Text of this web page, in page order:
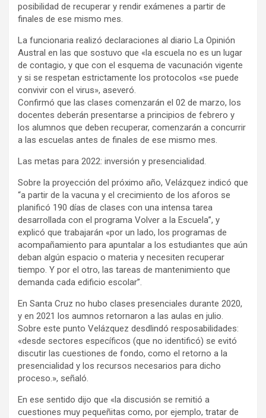
posibilidad de recuperar y rendir exámenes a partir de
finales de ese mismo mes.
La funcionaria realizó declaraciones al diario La Opinión
Austral en las que sostuvo que «la escuela no es un lugar
de contagio, y que con el esquema de vacunación vigente
y si se respetan estrictamente los protocolos «se puede
convivir con el virus», aseveró.
Confirmó que las clases comenzarán el 02 de marzo, los
docentes deberán presentarse a principios de febrero y
los alumnos que deben recuperar, comenzarán a concurrir
a las escuelas antes de finales de ese mismo mes.
Las metas para 2022: inversión y presencialidad.
Sobre la proyección del próximo año, Velázquez indicó que
“a partir de la vacuna y el crecimiento de los aforos se
planificó 190 días de clases con una intensa tarea
desarrollada con el programa Volver a la Escuela”, y
explicó que trabajarán «por un lado, los programas de
acompañamiento para apuntalar a los estudiantes que aún
deban algún espacio o materia y necesiten recuperar
tiempo. Y por el otro, las tareas de mantenimiento que
demanda cada edificio escolar”.
En Santa Cruz no hubo clases presenciales durante 2020,
y en 2021 los aumnos retornaron a las aulas en julio.
Sobre este punto Velázquez desdlindó resposabilidades:
«desde sectores específicos (que no identificó) se evitó
discutir las cuestiones de fondo, como el retorno a la
presencialidad y los recursos necesarios para dicho
proceso.», señaló.
En ese sentido dijo que «la discusión se remitió a
cuestiones muy pequeñitas como, por ejemplo, tratar de